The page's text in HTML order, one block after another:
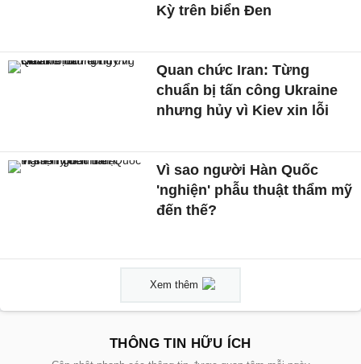
Kỳ trên biển Đen
Quan chức Iran: Từng
chuẩn bị tấn công Ukraine
nhưng hủy vì Kiev xin lỗi
Vì sao người Hàn Quốc
'nghiện' phẫu thuật thẩm mỹ
đến thế?
Xem thêm
THÔNG TIN HỮU ÍCH